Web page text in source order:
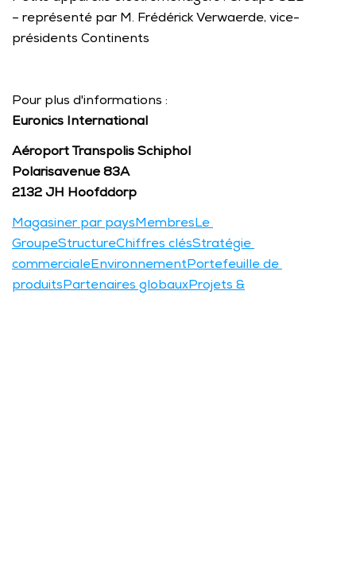
– représenté par M. Frédérick Verwaerde, vice-
présidents Continents
Pour plus d'informations :
Euronics International
Aéroport Transpolis Schiphol
Polarisavenue 83A
2132 JH Hoofddorp
Magasiner par paysMembresLe
GroupeStructureChiffres clésStratégie
commercialeEnvironnementPortefeuille de
produitsPartenaires globauxProjets &